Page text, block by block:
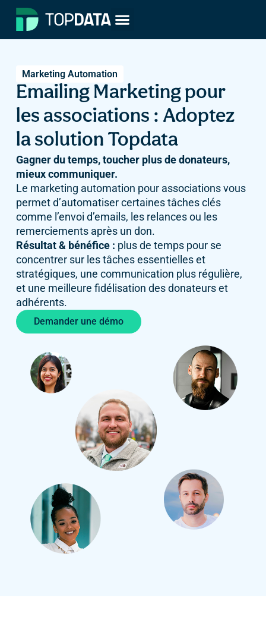
Marketing Automation
Emailing Marketing pour
les associations : Adoptez
la solution Topdata
Gagner du temps, toucher plus de donateurs,
mieux communiquer.
Le marketing automation pour associations vous
permet d’automatiser certaines tâches clés
comme l’envoi d’emails, les relances ou les
remerciements après un don.
Résultat & bénéfice : plus de temps pour se
concentrer sur les tâches essentielles et
stratégiques, une communication plus régulière,
et une meilleure fidélisation des donateurs et
adhérents.
Demander une démo